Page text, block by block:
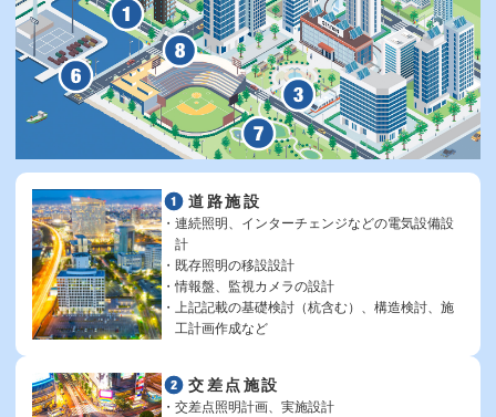
道路施設
連続照明、インターチェンジなどの電気設備設
計
既存照明の移設設計
情報盤、監視カメラの設計
上記記載の基礎検討（杭含む）、構造検討、施
工計画作成など
交差点施設
交差点照明計画、実施設計